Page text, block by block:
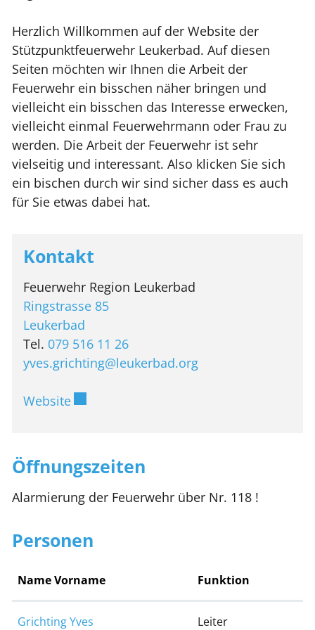
Herzlich Willkommen auf der Website der
Stützpunktfeuerwehr Leukerbad. Auf diesen
Seiten möchten wir Ihnen die Arbeit der
Feuerwehr ein bisschen näher bringen und
vielleicht ein bisschen das Interesse erwecken,
vielleicht einmal Feuerwehrmann oder Frau zu
werden. Die Arbeit der Feuerwehr ist sehr
vielseitig und interessant. Also klicken Sie sich
ein bischen durch wir sind sicher dass es auch
für Sie etwas dabei hat.
Kontakt
Feuerwehr Region Leukerbad
Ringstrasse 85
Leukerbad
Tel. 079 516 11 26
yves.grichting@leukerbad.org
WebsiteExterner Link wird in einem neuen
Öffnungszeiten
Alarmierung der Feuerwehr über Nr. 118 !
Personen
Name Vorname Funktion
Grichting Yves Leiter